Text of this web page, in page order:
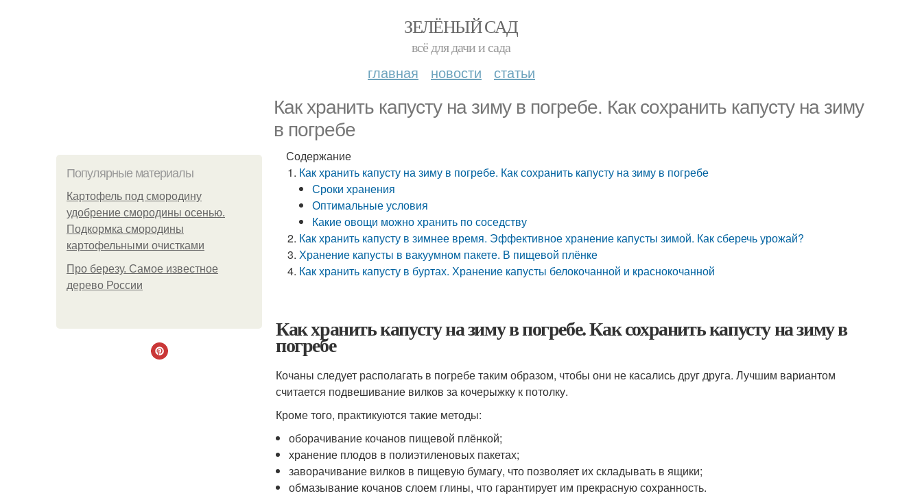
ЗЕЛЁНЫЙ САД
всё для дачи и сада
главная новости статьи
Как хранить капусту на зиму в погребе. Как сохранить капусту на зиму
в погребе
Популярные материалы
Картофель под смородину
удобрение смородины осенью.
Подкормка смородины
картофельными очистками
Про березу. Самое известное
дерево России
Содержание
Как хранить капусту на зиму в погребе. Как сохранить капусту на зиму в погребе
Сроки хранения
Оптимальные условия
Какие овощи можно хранить по соседству
Как хранить капусту в зимнее время. Эффективное хранение капусты зимой. Как сберечь урожай?
Хранение капусты в вакуумном пакете. В пищевой плёнке
Как хранить капусту в буртах. Хранение капусты белокочанной и краснокочанной
Как хранить капусту на зиму в погребе. Как сохранить капусту на зиму в
погребе
Кочаны следует располагать в погребе таким образом, чтобы они не касались друг друга. Лучшим вариантом
считается подвешивание вилков за кочерыжку к потолку.
Кроме того, практикуются такие методы:
оборачивание кочанов пищевой плёнкой;
хранение плодов в полиэтиленовых пакетах;
заворачивание вилков в пищевую бумагу, что позволяет их складывать в ящики;
обмазывание кочанов слоем глины, что гарантирует им прекрасную сохранность.